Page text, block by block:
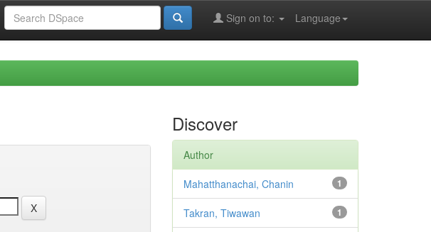
Language
Sign on to:
Discover
Author
1
Mahatthanachai, Chanin
1
Takran, Tiwawan